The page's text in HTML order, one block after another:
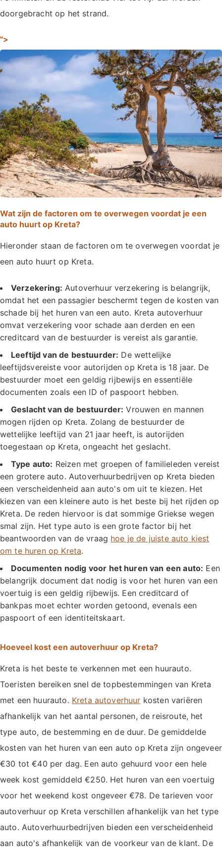
doorgebracht op het strand.
">
Wat zijn de factoren om te overwegen voordat je een
auto huurt op Kreta?
Hieronder staan de factoren om te overwegen voordat je
een auto huurt op Kreta.
Verzekering: Autoverhuur verzekering is belangrijk,
omdat het een passagier beschermt tegen de kosten van
schade bij het huren van een auto. Kreta autoverhuur
omvat verzekering voor schade aan derden en een
creditcard van de bestuurder is vereist als garantie.
Leeftijd van de bestuurder: De wettelijke
leeftijdsvereiste voor autorijden op Kreta is 18 jaar. De
bestuurder moet een geldig rijbewijs en essentiële
documenten zoals een ID of paspoort hebben.
Geslacht van de bestuurder: Vrouwen en mannen
mogen rijden op Kreta. Zolang de bestuurder de
wettelijke leeftijd van 21 jaar heeft, is autorijden
toegestaan op Kreta, ongeacht het geslacht.
Type auto: Reizen met groepen of familieleden vereist
een grotere auto. Autoverhuurbedrijven op Kreta bieden
een verscheidenheid aan auto's om uit te kiezen. Het
kiezen van een kleinere auto is het beste bij het rijden op
Kreta. De reden hiervoor is dat sommige Griekse wegen
smal zijn. Het type auto is een grote factor bij het
beantwoorden van de vraag hoe je de juiste auto kiest
om te huren op Kreta.
Documenten nodig voor het huren van een auto: Een
belangrijk document dat nodig is voor het huren van een
voertuig is een geldig rijbewijs. Een creditcard of
bankpas moet echter worden getoond, evenals een
paspoort of een identiteitskaart.
Hoeveel kost een autoverhuur op Kreta?
Kreta is het beste te verkennen met een huurauto.
Toeristen bereiken snel de topbestemmingen van Kreta
met een huurauto. Kreta autoverhuur kosten variëren
afhankelijk van het aantal personen, de reisroute, het
type auto, de bestemming en de duur. De gemiddelde
kosten van het huren van een auto op Kreta zijn ongeveer
€30 tot €40 per dag. Een auto gehuurd voor een hele
week kost gemiddeld €250. Het huren van een voertuig
voor het weekend kost ongeveer €78. De tarieven voor
autoverhuur op Kreta verschillen afhankelijk van het type
auto. Autoverhuurbedrijven bieden een verscheidenheid
aan auto's afhankelijk van de voorkeur van de klant. De